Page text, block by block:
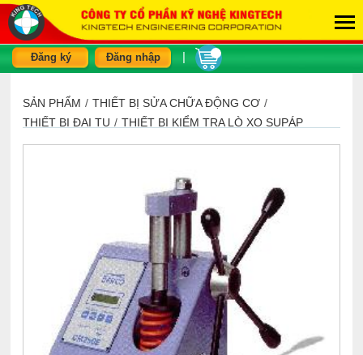
Đăng ký Đăng nhập
SẢN PHẨM / THIẾT BỊ SỬA CHỮA ĐỘNG CƠ /
THIẾT BỊ ĐẠI TU / THIẾT BỊ KIỂM TRA LÒ XO SUPÁP